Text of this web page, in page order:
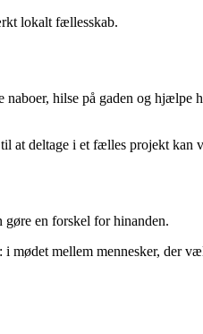
lokalt fællesskab.
hilse på gaden og hjælpe
at deltage i et fælles projekt kan
en forskel for hinanden.
mellem mennesker, der